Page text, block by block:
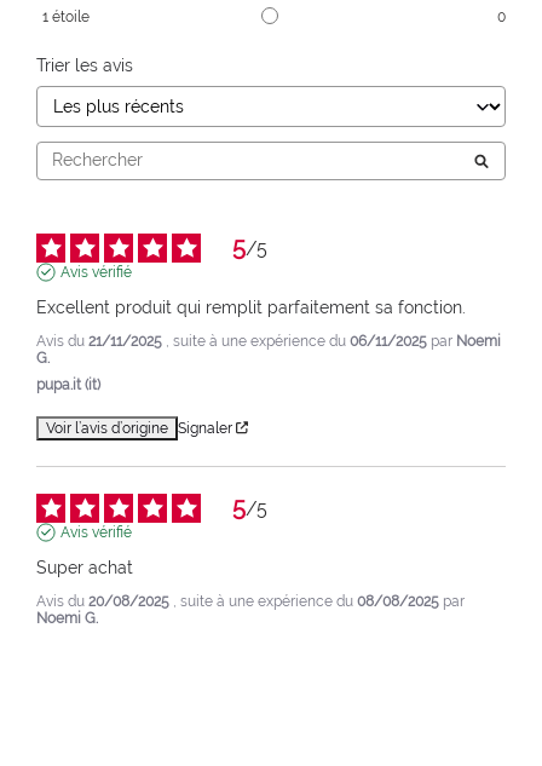
1 étoile 0
Trier les avis
5/5
Avis vérifié
Excellent produit qui remplit parfaitement sa fonction.
Avis du 21/11/2025 , suite à une expérience du 06/11/2025 par Noemi
G.
pupa.it (it)
Voir l’avis d’origine Signaler
5/5
Avis vérifié
Super achat
Avis du 20/08/2025 , suite à une expérience du 08/08/2025 par
Noemi G.